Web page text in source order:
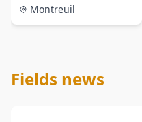
Montreuil
Fields news